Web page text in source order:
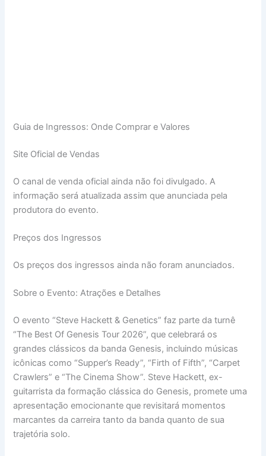
Guia de Ingressos: Onde Comprar e Valores
Site Oficial de Vendas
O canal de venda oficial ainda não foi divulgado. A
informação será atualizada assim que anunciada pela
produtora do evento.
Preços dos Ingressos
Os preços dos ingressos ainda não foram anunciados.
Sobre o Evento: Atrações e Detalhes
O evento “Steve Hackett & Genetics” faz parte da turnê
“The Best Of Genesis Tour 2026”, que celebrará os
grandes clássicos da banda Genesis, incluindo músicas
icônicas como “Supper’s Ready”, “Firth of Fifth”, “Carpet
Crawlers” e “The Cinema Show”. Steve Hackett, ex-
guitarrista da formação clássica do Genesis, promete uma
apresentação emocionante que revisitará momentos
marcantes da carreira tanto da banda quanto de sua
trajetória solo.